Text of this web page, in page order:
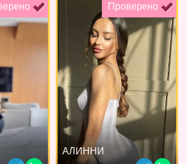
Проверено
АЛИННИ